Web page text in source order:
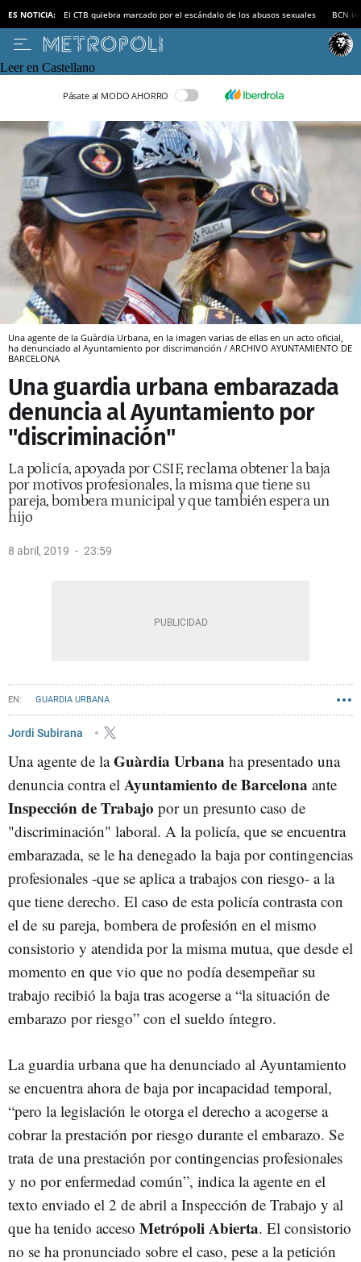
ES NOTICIA: El CTB quiebra marcado por el escándalo de los abusos sexuales BCN
Leer en Castellano
Pásate al MODO AHORRO
Una agente de la Guàrdia Urbana, en la imagen varias de ellas en un acto oficial,
ha denunciado al Ayuntamiento por discrimanción / ARCHIVO AYUNTAMIENTO DE
BARCELONA
Una guardia urbana embarazada
denuncia al Ayuntamiento por
"discriminación"
La policía, apoyada por CSIF, reclama obtener la baja
por motivos profesionales, la misma que tiene su
pareja, bombera municipal y que también espera un
hijo
8 abril, 2019 23:59
GUARDIA URBANA
Jordi Subirana
Una agente de laGuàrdia Urbana ha presentado una
denuncia contra el Ayuntamiento de Barcelona ante
Inspección de Trabajo por un presunto caso de
"discriminación" laboral. A la policía, que se encuentra
embarazada, se le ha denegado la baja por contingencias
profesionales -que se aplica a trabajos con riesgo- a la
que tiene derecho. El caso de esta policía contrasta con
el de su pareja, bombera de profesión en el mismo
consistorio y atendida por la misma mutua, que desde el
momento en que vio que no podía desempeñar su
trabajo recibió la baja tras acogerse a “la situación de
embarazo por riesgo” con el sueldo íntegro.
La guardia urbana que ha denunciado al Ayuntamiento
se encuentra ahora de baja por incapacidad temporal,
“pero la legislación le otorga el derecho a acogerse a
cobrar la prestación por riesgo durante el embarazo. Se
trata de una prestación por contingencias profesionales
y no por enfermedad común”, indica la agente en el
texto enviado el 2 de abril a Inspección de Trabajo y al
que ha tenido acceso Metrópoli Abierta. El consistorio
no se ha pronunciado sobre el caso, pese a la petición